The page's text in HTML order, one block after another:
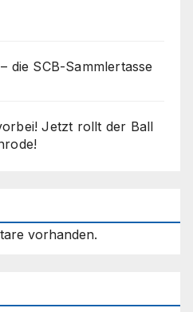
die SCB-Sammlertasse
Jetzt rollt der Ball
vorhanden.